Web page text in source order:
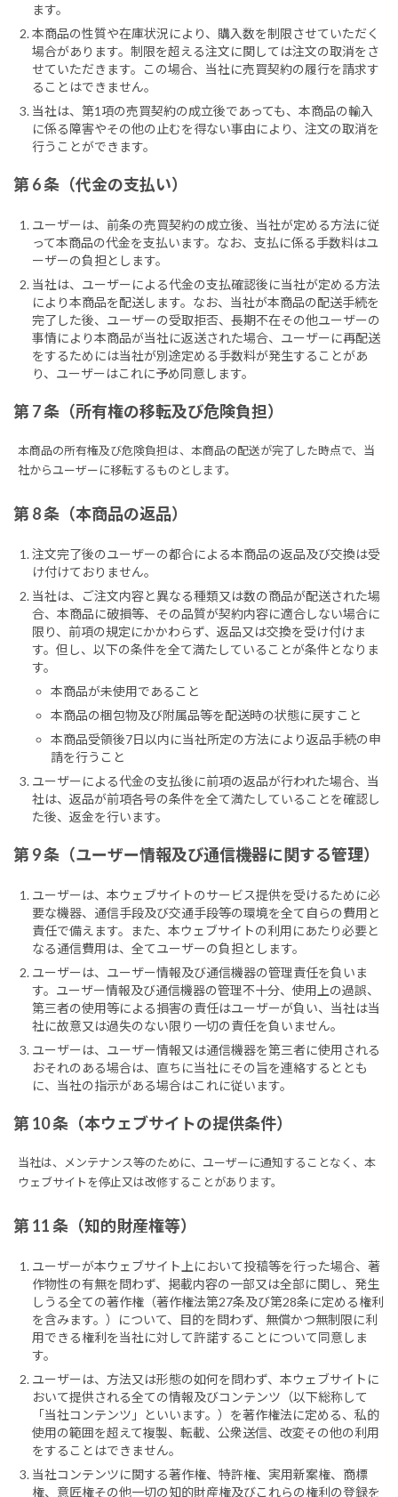
ます。
本商品の性質や在庫状況により、購入数を制限させていただく
場合があります。制限を超える注文に関しては注文の取消をさ
せていただきます。この場合、当社に売買契約の履行を請求す
ることはできません。
当社は、第1項の売買契約の成立後であっても、本商品の輸入
に係る障害やその他の止むを得ない事由により、注文の取消を
行うことができます。
第 6 条（代金の支払い）
ユーザーは、前条の売買契約の成立後、当社が定める方法に従
って本商品の代金を支払います。なお、支払に係る手数料はユ
ーザーの負担とします。
当社は、ユーザーによる代金の支払確認後に当社が定める方法
により本商品を配送します。なお、当社が本商品の配送手続を
完了した後、ユーザーの受取拒否、長期不在その他ユーザーの
事情により本商品が当社に返送された場合、ユーザーに再配送
をするためには当社が別途定める手数料が発生することがあ
り、ユーザーはこれに予め同意します。
第 7 条（所有権の移転及び危険負担）
本商品の所有権及び危険負担は、本商品の配送が完了した時点で、当
社からユーザーに移転するものとします。
第 8 条（本商品の返品）
注文完了後のユーザーの都合による本商品の返品及び交換は受
け付けておりません。
当社は、ご注文内容と異なる種類又は数の商品が配送された場
合、本商品に破損等、その品質が契約内容に適合しない場合に
限り、前項の規定にかかわらず、返品又は交換を受け付けま
す。但し、以下の条件を全て満たしていることが条件となりま
す。
本商品が未使用であること
本商品の梱包物及び附属品等を配送時の状態に戻すこと
本商品受領後7日以内に当社所定の方法により返品手続の申
請を行うこと
ユーザーによる代金の支払後に前項の返品が行われた場合、当
社は、返品が前項各号の条件を全て満たしていることを確認し
た後、返金を行います。
第 9 条（ユーザー情報及び通信機器に関する管理）
ユーザーは、本ウェブサイトのサービス提供を受けるために必
要な機器、通信手段及び交通手段等の環境を全て自らの費用と
責任で備えます。また、本ウェブサイトの利用にあたり必要と
なる通信費用は、全てユーザーの負担とします。
ユーザーは、ユーザー情報及び通信機器の管理責任を負いま
す。ユーザー情報及び通信機器の管理不十分、使用上の過誤、
第三者の使用等による損害の責任はユーザーが負い、当社は当
社に故意又は過失のない限り一切の責任を負いません。
ユーザーは、ユーザー情報又は通信機器を第三者に使用される
おそれのある場合は、直ちに当社にその旨を連絡するととも
に、当社の指示がある場合はこれに従います。
第 10 条（本ウェブサイトの提供条件）
当社は、メンテナンス等のために、ユーザーに通知することなく、本
ウェブサイトを停止又は改修することがあります。
第 11 条（知的財産権等）
ユーザーが本ウェブサイト上において投稿等を行った場合、著
作物性の有無を問わず、掲載内容の一部又は全部に関し、発生
しうる全ての著作権（著作権法第27条及び第28条に定める権利
を含みます。）について、目的を問わず、無償かつ無制限に利
用できる権利を当社に対して許諾することについて同意しま
す。
ユーザーは、方法又は形態の如何を問わず、本ウェブサイトに
おいて提供される全ての情報及びコンテンツ（以下総称して
「当社コンテンツ」といいます。）を著作権法に定める、私的
使用の範囲を超えて複製、転載、公衆送信、改変その他の利用
をすることはできません。
当社コンテンツに関する著作権、特許権、実用新案権、商標
権、意匠権その他一切の知的財産権及びこれらの権利の登録を